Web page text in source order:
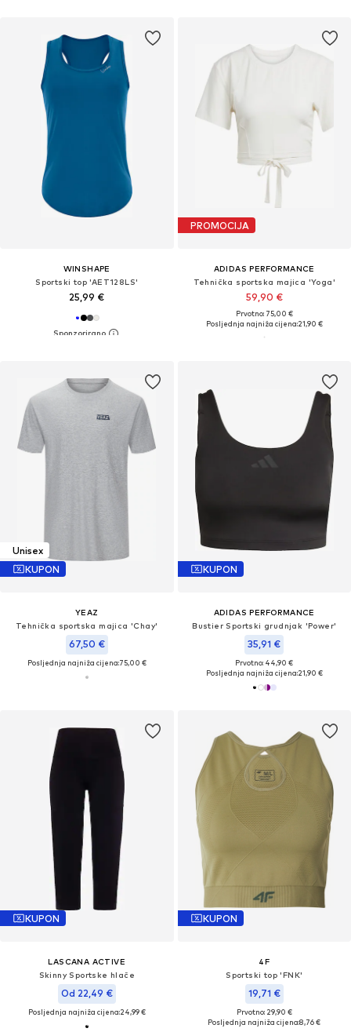
WINSHAPE
Sportski top 'AET128LS'
25,99 €
PROMOCIJA
ADIDAS PERFORMANCE
Tehnička sportska majica 'Yoga'
59,90 €
Prvotno: 75,00 €
Posljednja najniža cijena:21,90 €
Unisex
KUPON
YEAZ
Tehnička sportska majica 'Chay'
67,50 €
Posljednja najniža cijena:75,00 €
KUPON
ADIDAS PERFORMANCE
Bustier Sportski grudnjak 'Power'
35,91 €
Prvotno: 44,90 €
Posljednja najniža cijena:21,90 €
KUPON
LASCANA ACTIVE
Skinny Sportske hlače
Od 22,49 €
Posljednja najniža cijena:24,99 €
KUPON
4F
Sportski top 'FNK'
19,71 €
Prvotno: 29,90 €
Posljednja najniža cijena:8,76 €